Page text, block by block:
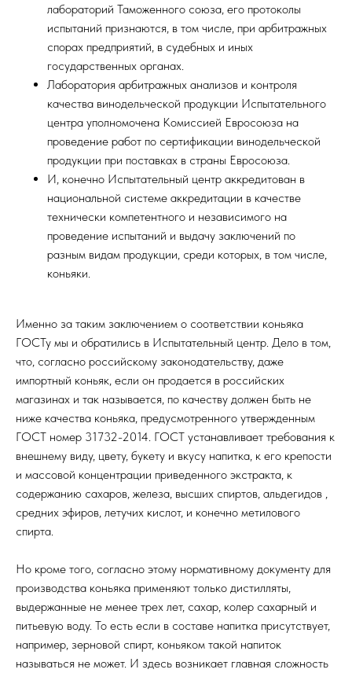
лабораторий Таможенного союза, его протоколы
испытаний признаются, в том числе, при арбитражных
спорах предприятий, в судебных и иных
государственных органах.
Лаборатория арбитражных анализов и контроля
качества винодельческой продукции Испытательного
центра уполномочена Комиссией Евросоюза на
проведение работ по сертификации винодельческой
продукции при поставках в страны Евросоюза.
И, конечно Испытательный центр аккредитован в
национальной системе аккредитации в качестве
технически компетентного и независимого на
проведение испытаний и выдачу заключений по
разным видам продукции, среди которых, в том числе,
коньяки.
Именно за таким заключением о соответствии коньяка
ГОСТу мы и обратились в Испытательный центр. Дело в том,
что, согласно российскому законодательству, даже
импортный коньяк, если он продается в российских
магазинах и так называется, по качеству должен быть не
ниже качества коньяка, предусмотренного утвержденным
ГОСТ номер 31732-2014. ГОСТ устанавливает требования к
внешнему виду, цвету, букету и вкусу напитка, к его крепости
и массовой концентрации приведенного экстракта, к
содержанию сахаров, железа, высших спиртов, альдегидов ,
средних эфиров, летучих кислот, и конечно метилового
спирта.
Но кроме того, согласно этому нормативному документу для
производства коньяка применяют только дистилляты,
выдержанные не менее трех лет, сахар, колер сахарный и
питьевую воду. То есть если в составе напитка присутствует,
например, зерновой спирт, коньяком такой напиток
называться не может. И здесь возникает главная сложность